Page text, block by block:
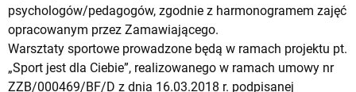
psychologów/pedagogów, zgodnie z harmonogramem zajęć
opracowanym przez Zamawiającego.
Warsztaty sportowe prowadzone będą w ramach projektu pt.
„Sport jest dla Ciebie”, realizowanego w ramach umowy nr
ZZB/000469/BF/D z dnia 16.03.2018 r. podpisanej